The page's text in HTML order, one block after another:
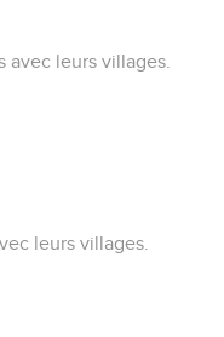
avec leurs villages.
leurs villages.